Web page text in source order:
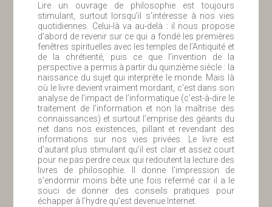
Lire un ouvrage de philosophie est toujours
stimulant, surtout lorsqu’il s’intéresse à nos vies
quotidiennes. Celui-là va au-delà : il nous propose
d’abord de revenir sur ce qui a fondé les premières
fenêtres spirituelles avec les temples de l’Antiquité et
de la chrétienté, puis ce que l’invention de la
perspective a permis à partir du quinzième siècle : la
naissance du sujet qui interprète le monde. Mais là
où le livre devient vraiment mordant, c’est dans son
analyse de l’impact de l’informatique (c’est-à-dire le
traitement de l’information et non la maîtrise des
connaissances) et surtout l’emprise des géants du
net dans nos existences, pillant et revendant des
informations sur nos vies privées. Le livre est
d’autant plus stimulant qu’il est clair et assez court
pour ne pas perdre ceux qui redoutent la lecture des
livres de philosophie. Il donne l’impression de
s’endormir moins bête une fois refermé car il a le
souci de donner des conseils pratiques pour
échapper à l’hydre qu’est devenue Internet.